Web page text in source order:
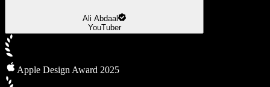
Ali Abdaal
YouTuber
Apple Design Award 2025